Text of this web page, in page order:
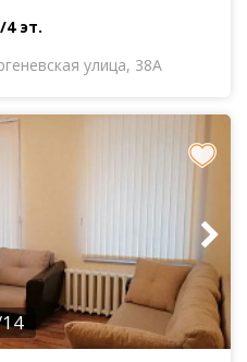
4 эт.
улица, 38А